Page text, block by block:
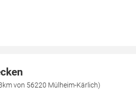
von 56220 Mülheim-Kärlich)